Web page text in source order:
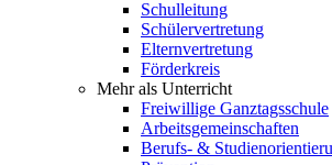
Schulleitung
Schülervertretung
Elternvertretung
Förderkreis
Mehr als Unterricht
Freiwillige Ganztagsschule
Arbeitsgemeinschaften
Berufs- &